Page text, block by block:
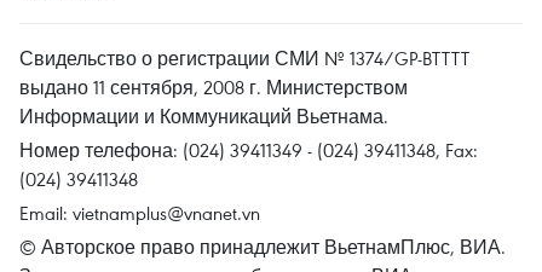
Свидельство о регистрации СМИ № 1374/GP-BTTTT
выдано 11 сентября, 2008 г. Министерством
Информации и Коммуникаций Вьетнама.
Номер телефона: (024) 39411349 - (024) 39411348, Fax:
(024) 39411348
Email: vietnamplus@vnanet.vn
© Авторское право принадлежит ВьетнамПлюс, ВИА.